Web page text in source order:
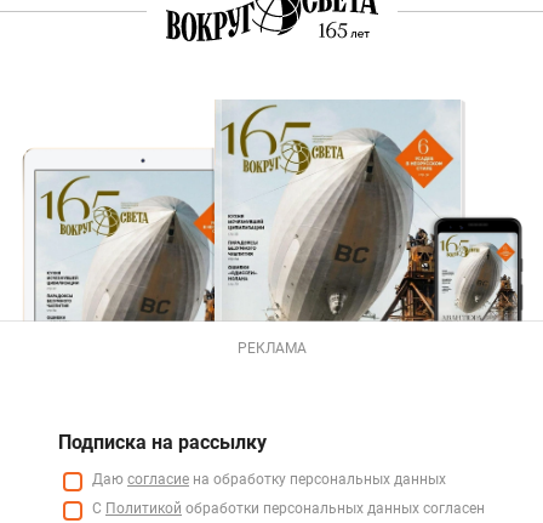
РЕКЛАМА
Подписка на рассылку
Даю согласие на обработку персональных данных
С Политикой обработки персональных данных согласен